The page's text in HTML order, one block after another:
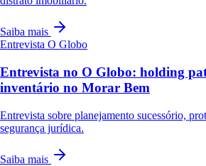
Saiba mais
Entrevista O Globo
Entrevista no O Globo: holding
inventário no Morar Bem
Entrevista sobre planejamento sucessório,
segurança jurídica.
Saiba mais